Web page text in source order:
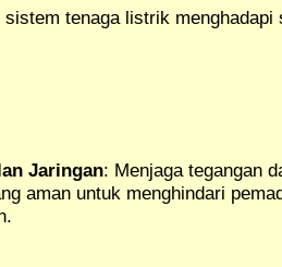
sistem tenaga listrik
Jaringan: Menjaga tegangan
aman untuk menghindari